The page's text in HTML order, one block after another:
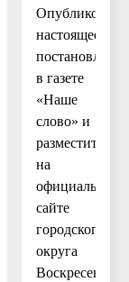
Опубликовать
настоящее
постановление
в газете
«Наше
слово» и
разместить
на
официальном
сайте
городского
округа
Воскресенск